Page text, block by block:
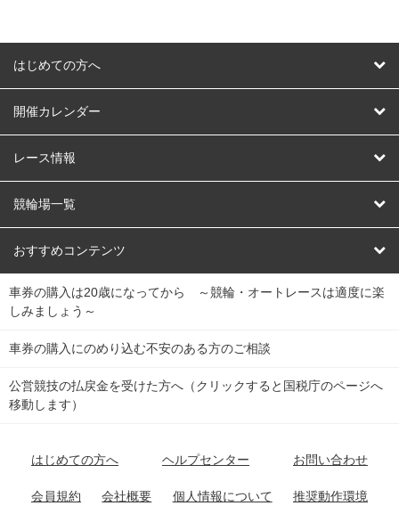
はじめての方へ
はじめての方へ
開催カレンダー
競輪
オートレース
競輪くじ
Dokanto!
チャリロトプラザ
レース情報
レース予想
レース結果
キャリーオーバー一覧
競輪場一覧
北日本 函館競輪場
関
東
弥彦競輪場 前橋競輪場 取手競輪場 宇都宮競輪場
関
東
小田原競輪場
名古屋競輪場 岐阜競輪場 大垣競輪場 豊橋競輪場
富山競輪場 松阪競輪場 四日市競輪場
おすすめコンテンツ
競輪選手情報
Perfecta Navi
netkeirin
車券の購入は20歳になってから ～競輪・オートレースは適度に楽
しみましょう～
車券の購入にのめり込む不安のある方のご相談
公営競技の払戻金を受けた方へ（クリックすると国税庁のページへ
移動します）
はじめての方へ ヘルプセンター お問い合わせ
会員規約 会社概要 個人情報について 推奨動作環境